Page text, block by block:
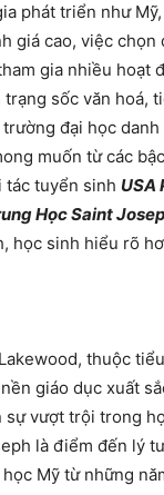
phát triển như
giá cao, việc
gia nhiều hoạt
sốc văn hoá,
đại học
muốn từ các
tác tuyển sinh USA
Học Saint
học sinh hiểu rõ
thuộc
giáo dục xuất
sự vượt trội trong
là điểm đến lý
Mỹ từ những